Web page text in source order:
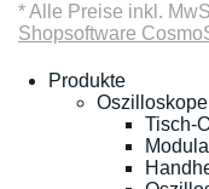
* Alle Preise inkl.
Shopsoftware
Produkte
Tisch-